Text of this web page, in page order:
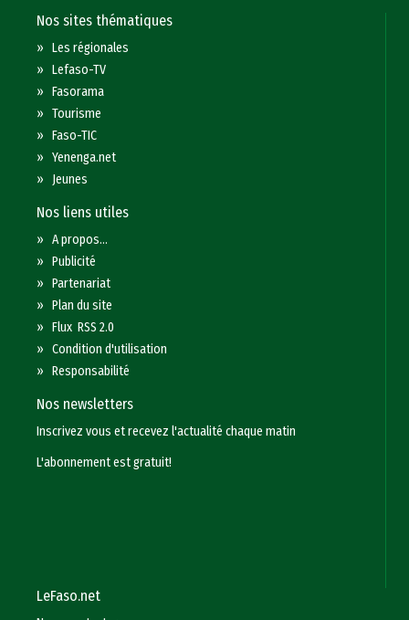
Nos sites thématiques
»Les régionales
»Lefaso-TV
»Fasorama
»Tourisme
»Faso-TIC
»Yenenga.net
» Jeunes
Nos liens utiles
»A propos...
»Publicité
»Partenariat
»Plan du site
»Flux RSS 2.0
»Condition d'utilisation
»Responsabilité
Nos newsletters
Inscrivez vous et recevez l'actualité chaque matin
L'abonnement est gratuit!
LeFaso.net